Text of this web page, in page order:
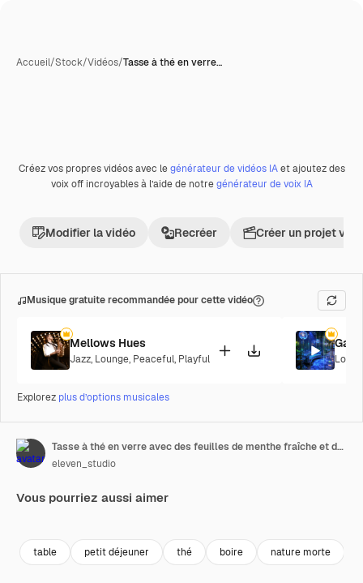
Accueil/Stock/Vidéos/Tasse à thé en verre…
Premium
Créez vos propres vidéos avec legénérateur de vidéos IAet ajoutez des
voix off incroyables à l’aide de notregénérateur de voix IA
Modifier la vidéo Recréer Créer un projet
Musique gratuite recommandée pour cette vidéo
Mellows Hues
Jazz, Lounge, Peaceful, Playful
Explorez plus d’options musicales
Tasse à thé en verre avec des feuilles de menthe fraîche et du thé chaud
eleven_studio
Vous pourriez aussi aimer
table petit déjeuner thé boire nature morte